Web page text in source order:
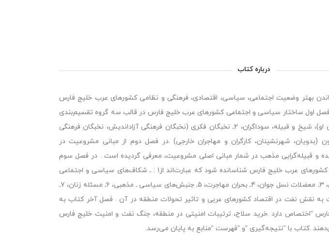
درباره کتاب
بهتر وضعیت اجتماعی، سیاسی، اقتصادی، فرهنگی و نظامی كشورهای عرب خلیج فارس
اول ساختار سیاسی و اجتماعی كشورهای عرب خلیج فارس در قالب سه گروه تقسیم‌بندی
می‌شود1 : ـ نخبگان سنتی (حاكم و خاندان او)، شیخ و قبیله، سوداگران، 2ـ نخبگان فكری (نخبگان فرهنگی آزاداندیش، نخبگان فرهنگی
3ـ جامعه ناهمگون (بدویان، شهرنشینان، كارگران و مهاجران خارجی) .در فصل دوم از مبانی مشروعیت در
قبیله‌گرایی مذهب در شمار مبانی اصلی مشروعیت، معرفی گردیده است . در فصل سوم
تلاش شده مشكلات اساسی و چالش‌های كشورهای عرب خلیج فارس شناسانده شود كه عبارت‌اند از1 : ـ شكاف‌های سیاسی و اجتماعی
(طبقه متوسط جدید)، 2ـ تضادهای فرهنگی، 3ـ معضلات نسل جوان، 4ـ بحران مهاجرت، 5ـ جنبش‌های سیاسی ـ مذهبی، 6ـ مسئله زنان، 7ـ
به نقش نفت در اقتصاد كشورهای عربی و تاثیر تحولات منطقه در آن . فصل آخر كتاب به
“اختصاص دارد .خرید سلاح، ترتیبات امنیتی در منطقه، جنگ نفت و امنیت خلیج فارس
.كتاب با “نتیجه‌گیری “و “فهرست “منابع به پایان می‌رسد.